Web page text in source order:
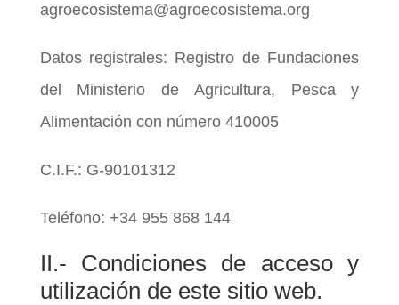
agroecosistema@agroecosistema.org
Datos registrales: Registro de Fundaciones
del Ministerio de Agricultura, Pesca y
Alimentación con número 410005
C.I.F.: G-90101312
Teléfono: +34 955 868 144
II.- Condiciones de acceso y
utilización de este sitio web.